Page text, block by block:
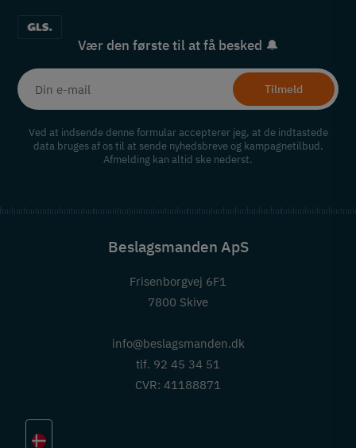
Vær den første til at få besked 🔔
Tilmeld
Ved at indsende denne formular accepterer jeg, at de indtastede
data bruges af os til at sende nyhedsbreve og kampagnetilbud.
Afmelding kan altid ske nederst.
Beslagsmanden ApS
Frisenborgvej 6F1
7800 Skive
info@beslagsmanden.dk
tlf. 92 45 34 51
CVR: 41188871